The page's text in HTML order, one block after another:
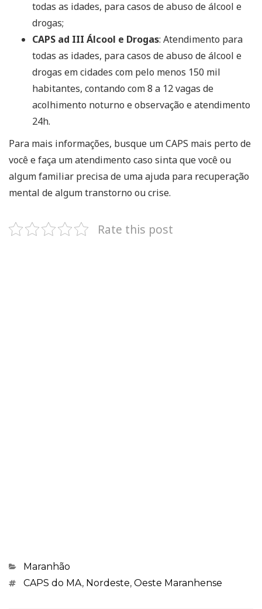
todas as idades, para casos de abuso de álcool e
drogas;
CAPS ad III Álcool e Drogas: Atendimento para
todas as idades, para casos de abuso de álcool e
drogas em cidades com pelo menos 150 mil
habitantes, contando com 8 a 12 vagas de
acolhimento noturno e observação e atendimento
24h.
Para mais informações, busque um CAPS mais perto de
você e faça um atendimento caso sinta que você ou
algum familiar precisa de uma ajuda para recuperação
mental de algum transtorno ou crise.
Rate this post
Categorias
Maranhão
Marcações
CAPS do MA, Nordeste, Oeste Maranhense